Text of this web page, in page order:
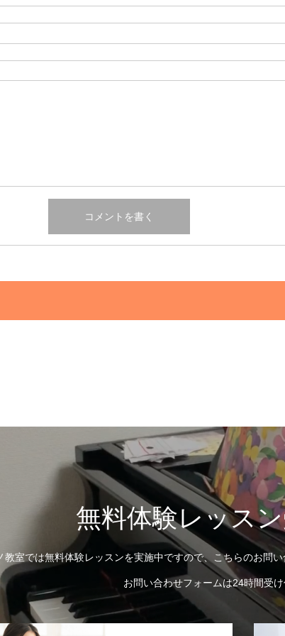
無料体験レッスン
教室では無料体験レッスンを実施中ですので、こちらのお問
お問い合わせフォームは24時間受